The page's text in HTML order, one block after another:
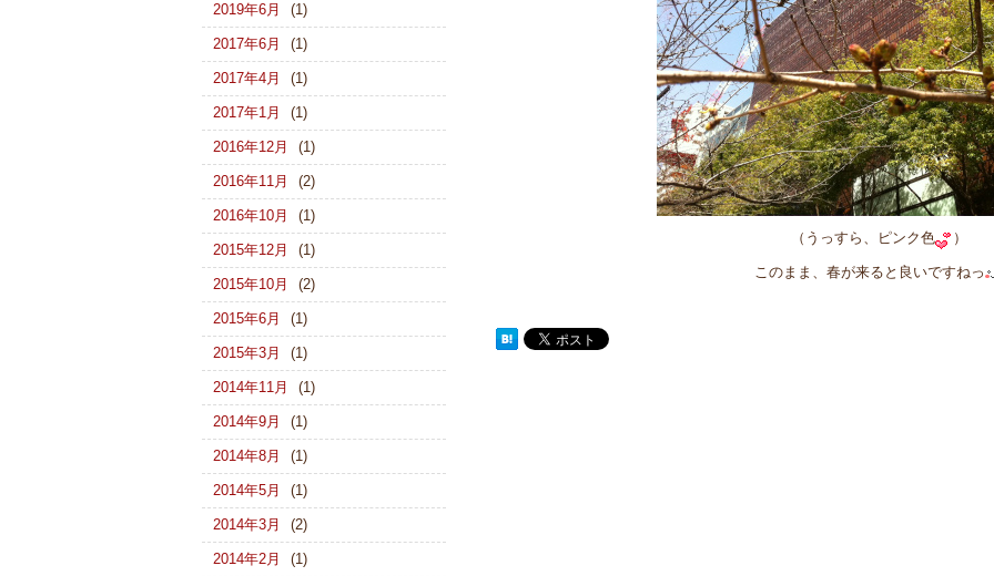
（うっすら、ピンク色 ）
このまま、春が来ると良いですねっ
2019年6月 (1)
2017年6月 (1)
2017年4月 (1)
2017年1月 (1)
2016年12月 (1)
2016年11月 (2)
2016年10月 (1)
2015年12月 (1)
2015年10月 (2)
2015年6月 (1)
2015年3月 (1)
2014年11月 (1)
2014年9月 (1)
2014年8月 (1)
2014年5月 (1)
2014年3月 (2)
2014年2月 (1)